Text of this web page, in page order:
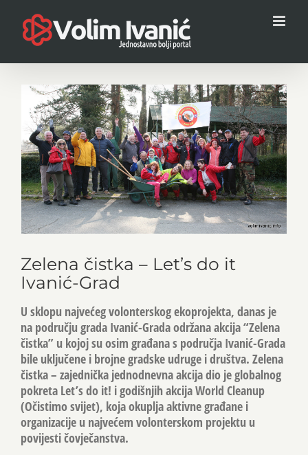
content
View
Larger
Image
Zelena čistka – Let’s do it
Ivanić-Grad
U sklopu najvećeg volonterskog ekoprojekta, danas je
na području grada Ivanić-Grada održana akcija “Zelena
čistka” u kojoj su osim građana s područja Ivanić-Grada
bile uključene i brojne gradske udruge i društva. Zelena
čistka– zajednička jednodnevna akcija dio je globalnog
pokreta Let’s do it! i godišnjih akcijaWorld Cleanup
(Očistimo svijet), koja okuplja aktivne građane i
organizacije u najvećem volonterskom projektu u
povijesti čovječanstva.